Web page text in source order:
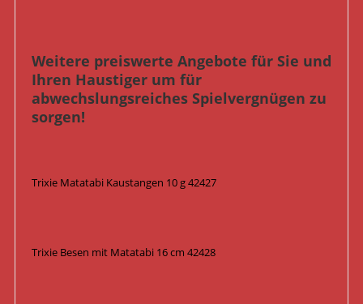
Weitere preiswerte Angebote für Sie und
Ihren Haustiger um für
abwechslungsreiches Spielvergnügen zu
sorgen!
Trixie Matatabi Kaustangen 10 g 42427
Trixie Besen mit Matatabi 16 cm 42428